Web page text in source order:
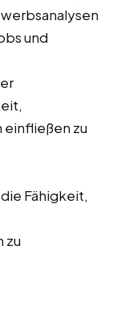
und
einfließen zu
Fähigkeit,
zu